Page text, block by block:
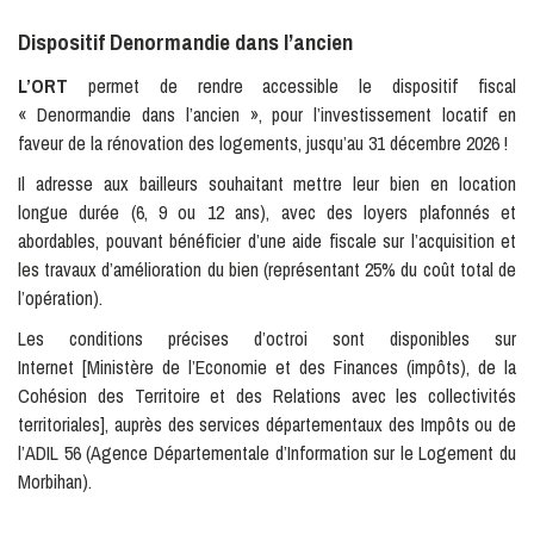
Dispositif Denormandie dans l’ancien
L’ORT permet de rendre accessible le dispositif fiscal
« Denormandie dans l’ancien », pour l’investissement locatif en
faveur de la rénovation des logements, jusqu’au 31 décembre 2026 !
Il adresse aux bailleurs souhaitant mettre leur bien en location
longue durée (6, 9 ou 12 ans), avec des loyers plafonnés et
abordables, pouvant bénéficier d’une aide fiscale sur l’acquisition et
les travaux d’amélioration du bien (représentant 25% du coût total de
l’opération).
Les conditions précises d’octroi sont disponibles sur
Internet [Ministère de l’Economie et des Finances (impôts), de la
Cohésion des Territoire et des Relations avec les collectivités
territoriales], auprès des services départementaux des Impôts ou de
l’ADIL 56 (Agence Départementale d’Information sur le Logement du
Morbihan).